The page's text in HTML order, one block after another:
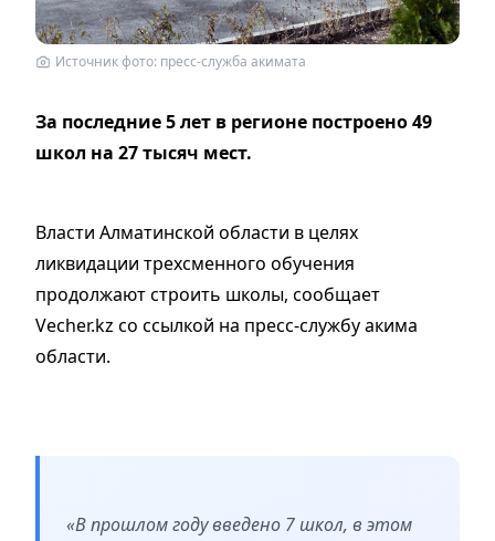
Источник фото: пресс-служба акимата
За последние 5 лет в регионе построено 49
школ на 27 тысяч мест.
Власти Алматинской области в целях
ликвидации трехсменного обучения
продолжают строить школы, сообщает
Vecher.kz со ссылкой на пресс-службу акима
области.
«В прошлом году введено 7 школ, в этом